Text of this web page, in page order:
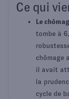
Ce qui
Le
tombe à
chômage
il avait
la
cycle de